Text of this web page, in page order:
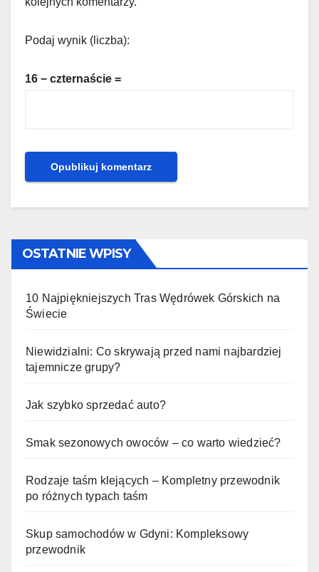
Podaj wynik (liczba):
16 − czternaście =
OSTATNIE WPISY
10 Najpiękniejszych Tras Wędrówek Górskich na
Świecie
Niewidzialni: Co skrywają przed nami najbardziej
tajemnicze grupy?
Jak szybko sprzedać auto?
Smak sezonowych owoców – co warto wiedzieć?
Rodzaje taśm klejących – Kompletny przewodnik
po różnych typach taśm
Skup samochodów w Gdyni: Kompleksowy
przewodnik